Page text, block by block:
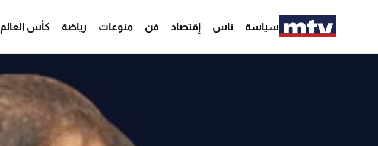
سياسة ناس إقتصاد فن منوعات رياضة كأس العالم